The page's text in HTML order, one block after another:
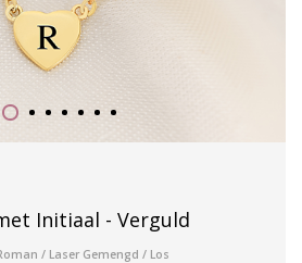
Initiaal - Verguld
/ Laser Gemengd / Los